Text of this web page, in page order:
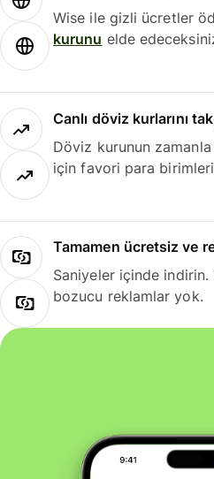
Wise ile gizli ücretler
kurunu elde
Canlı döviz kurlarını
Döviz kurunun
için favori para
Tamamen ücretsiz ve
Saniyeler içinde
bozucu reklamlar yok.